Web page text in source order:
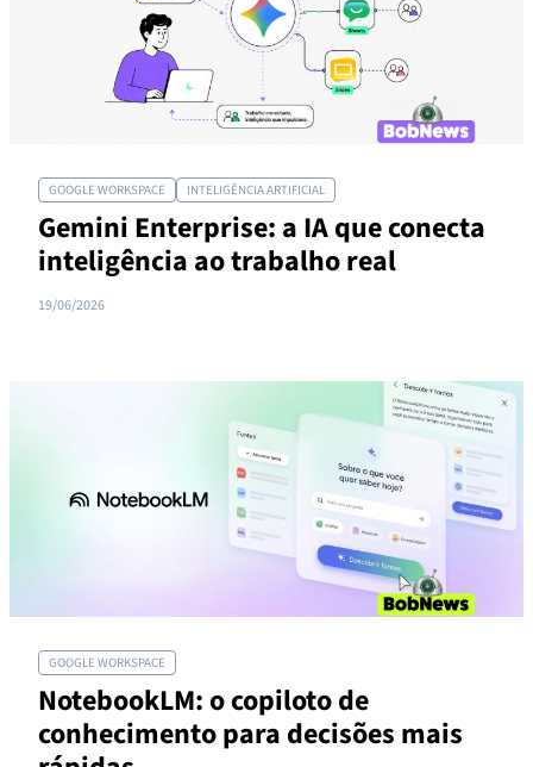
GOOGLE WORKSPACE INTELIGÊNCIA ARTIFICIAL
Gemini Enterprise: a IA que conecta
inteligência ao trabalho real
19/06/2026
GOOGLE WORKSPACE
NotebookLM: o copiloto de
conhecimento para decisões mais